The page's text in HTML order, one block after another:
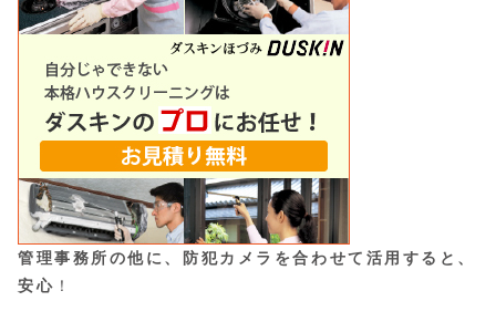
管理事務所の他に、防犯カメラを合わせて活用すると、
安心 ！